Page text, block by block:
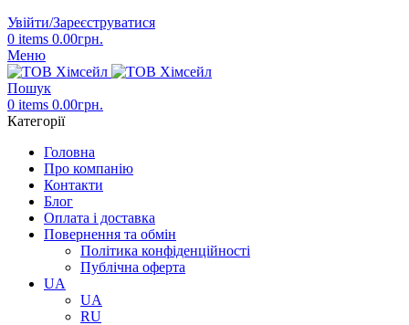
Увійти/Зареєструватися
0 items 0.00грн.
Меню
Пошук
0 items 0.00грн.
Категорії
Головна
Про компанію
Контакти
Блог
Оплата і доставка
Повернення та обмін
Політика конфіденційності
Публічна оферта
UA
UA
RU